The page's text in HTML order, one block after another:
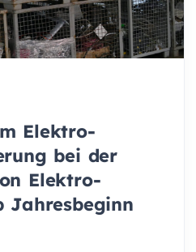
Elektro-
bei der
Elektro-
Jahresbeginn